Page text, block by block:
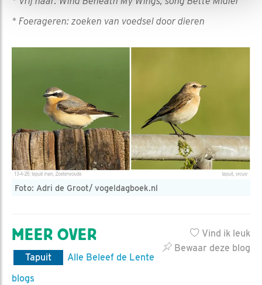
* Foerageren: zoeken van voedsel door dieren
Foto: Adri de Groot/ vogeldagboek.nl
Vind ik leuk
Bewaar deze blog
MEER OVER
Tapuit
Alle Beleef de Lente
blogs